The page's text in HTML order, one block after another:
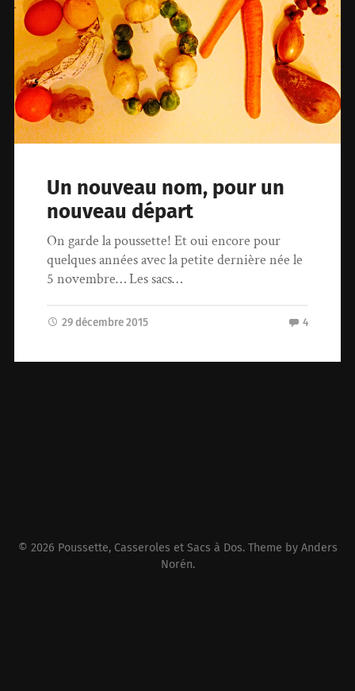
Un nouveau nom, pour un
nouveau départ
On garde la poussette! Et oui encore pour
quelques années avec la petite dernière née le
5 novembre… Les sacs…
29 décembre 2015 4
© 2026 Poussette, Casseroles et Sacs à Dos. Theme by Anders
Norén.